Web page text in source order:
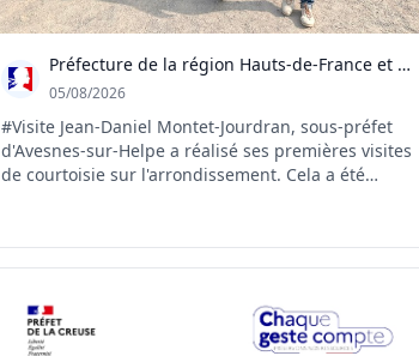
Préfecture de la région Hauts-de-France et du Nord
05/08/2026
#Visite Jean-Daniel Montet-Jourdran, sous-préfet
d'Avesnes-sur-Helpe a réalisé ses premières visites
de courtoisie sur l'arrondissement. Cela a été
préoccupations, de visiter les lieux emblématique...